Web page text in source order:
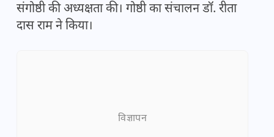
संगोष्ठी की अध्यक्षता की। गोष्ठी का संचालन डॉ. रीता
दास राम ने किया।
विज्ञापन